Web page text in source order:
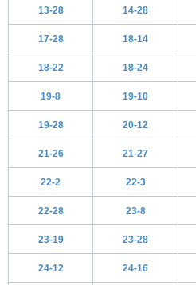
13-28 14-28
17-28 18-14
18-22 18-24
19-8 19-10
19-28 20-12
21-26 21-27
22-2 22-3
22-28 23-8
23-19 23-28
24-12 24-16